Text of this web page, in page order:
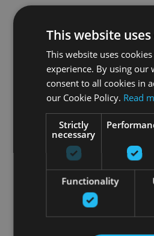
This website
This website uses
experience. By using our
consent to all cookies in
our Cookie Policy. Read
Strictly
necessary
Functionality